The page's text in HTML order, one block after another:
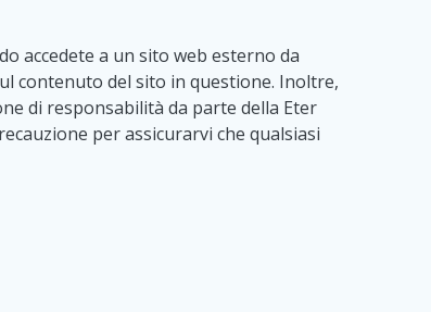
accedete a un sito web esterno da
contenuto del sito in questione. Inoltre,
di responsabilità da parte della Eter
per assicurarvi che qualsiasi